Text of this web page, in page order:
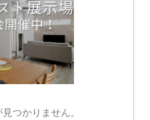
つかりません。